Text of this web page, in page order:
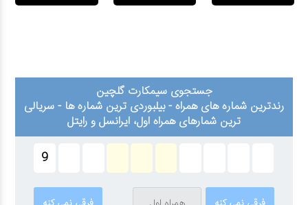
جستجوی سیمکارت گلچین
رندترین شماره های همراه - بیلبوردی ترین شماره ها - سریالی
ترین شمارهای همراه اول، ایرانسل و رایتل